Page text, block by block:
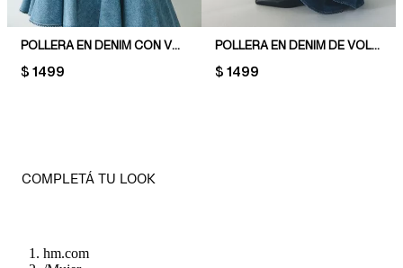
POLLERA EN DENIM CON VUELO
PRICE:
$ 1499
POLLERA EN DENIM DE VOLADOS
PRICE:
$ 1499
COMPLETÁ TU LOOK
hm.com